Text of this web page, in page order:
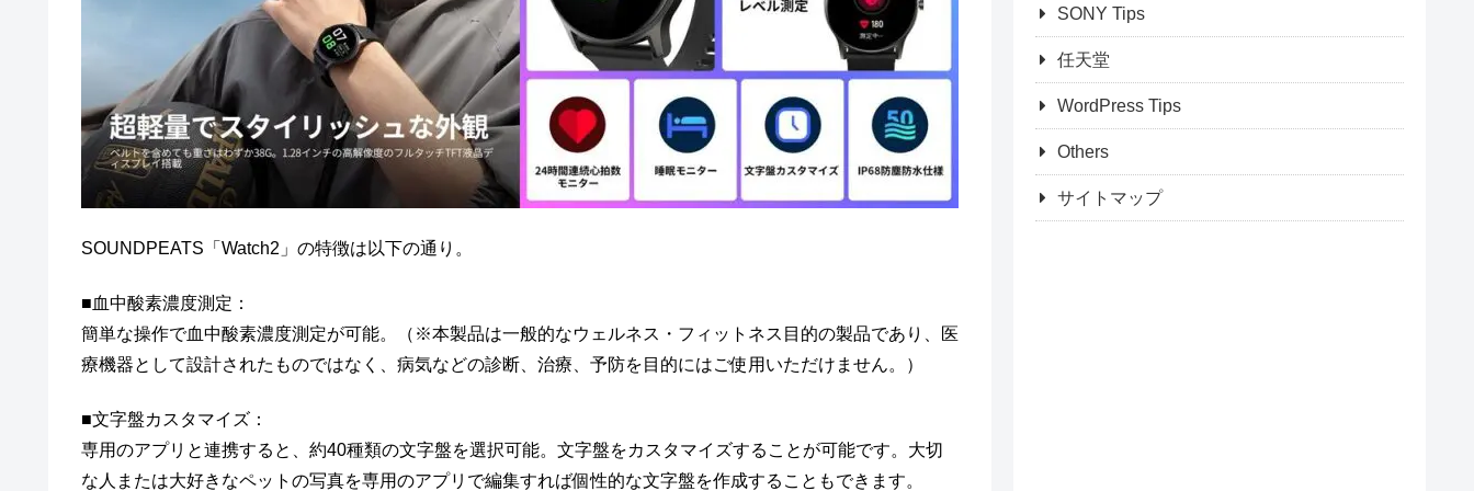
SOUNDPEATS「Watch2」の特徴は以下の通り。
■血中酸素濃度測定：
簡単な操作で血中酸素濃度測定が可能。（※本製品は一般的なウェルネス・フィットネス目的の製品であり、医
療機器として設計されたものではなく、病気などの診断、治療、予防を目的にはご使用いただけません。）
■文字盤カスタマイズ：
専用のアプリと連携すると、約40種類の文字盤を選択可能。文字盤をカスタマイズすることが可能です。大切
な人または大好きなペットの写真を専用のアプリで編集すれば個性的な文字盤を作成することもできます。
SONY Tips
任天堂
WordPress Tips
Others
サイトマップ